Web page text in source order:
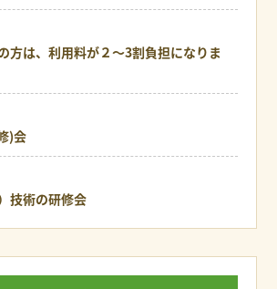
方は、利用料が２～3割負担になりま
)会
技術の研修会